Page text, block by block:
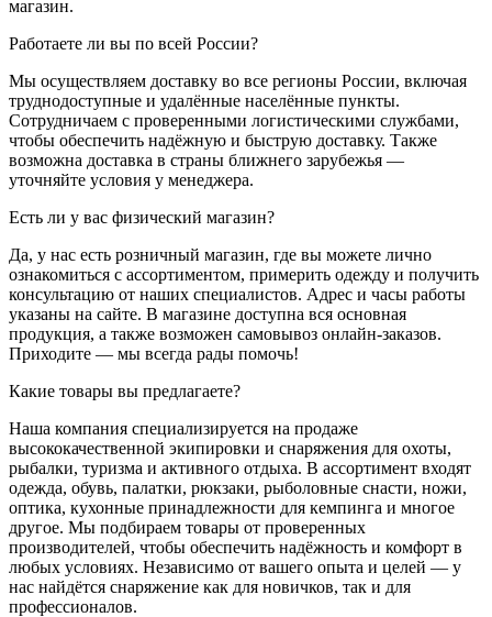
магазин.
Работаете ли вы по всей России?
Мы осуществляем доставку во все регионы России, включая
труднодоступные и удалённые населённые пункты.
Сотрудничаем с проверенными логистическими службами,
чтобы обеспечить надёжную и быструю доставку. Также
возможна доставка в страны ближнего зарубежья —
уточняйте условия у менеджера.
Есть ли у вас физический магазин?
Да, у нас есть розничный магазин, где вы можете лично
ознакомиться с ассортиментом, примерить одежду и получить
консультацию от наших специалистов. Адрес и часы работы
указаны на сайте. В магазине доступна вся основная
продукция, а также возможен самовывоз онлайн-заказов.
Приходите — мы всегда рады помочь!
Какие товары вы предлагаете?
Наша компания специализируется на продаже
высококачественной экипировки и снаряжения для охоты,
рыбалки, туризма и активного отдыха. В ассортимент входят
одежда, обувь, палатки, рюкзаки, рыболовные снасти, ножи,
оптика, кухонные принадлежности для кемпинга и многое
другое. Мы подбираем товары от проверенных
производителей, чтобы обеспечить надёжность и комфорт в
любых условиях. Независимо от вашего опыта и целей — у
нас найдётся снаряжение как для новичков, так и для
профессионалов.